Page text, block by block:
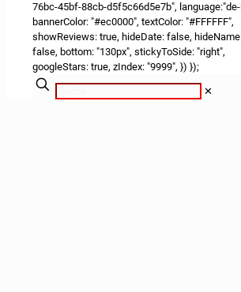
76bc-45bf-88cb-d5f5c66d5e7b", language:"de-
bannerColor: "#ec0000", textColor: "#FFFFFF",
showReviews: true, hideDate: false,
false, bottom: "130px", stickyToSide: "right",
googleStars: true, zIndex: "9999", }) });
✕